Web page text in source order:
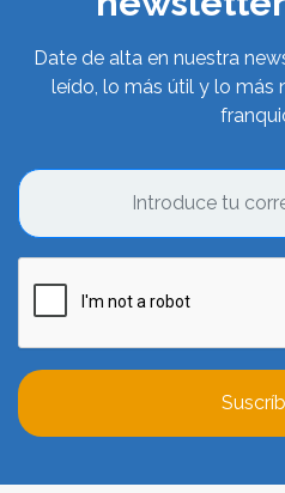
Date de alta en nuestra
leído, lo más útil y lo más